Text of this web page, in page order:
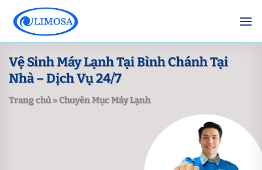
content
Vệ Sinh Máy Lạnh Tại Bình Chánh Tại
Nhà – Dịch Vụ 24/7
Trang chủ»Chuyên Mục Máy Lạnh